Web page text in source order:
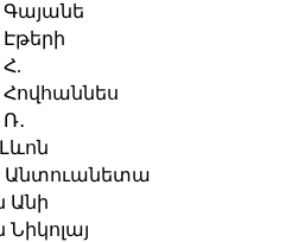
Գայանե
Հովհաննես
Անտուանետա
Անի